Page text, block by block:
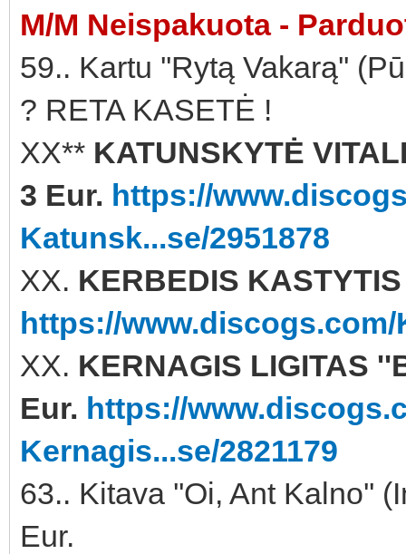
M/M Neispakuota -
59.. Kartu ''Rytą Vakarą''
? RETA KASETĖ !
XX** KATUNSKYTĖ
3 Eur. https://
Katunsk...se/2951878
XX. KERBEDIS
https://
XX. KERNAGIS LIGITAS
Eur. https://
Kernagis...se/2821179
63.. Kitava ''Oi, Ant Kalno''
Eur.